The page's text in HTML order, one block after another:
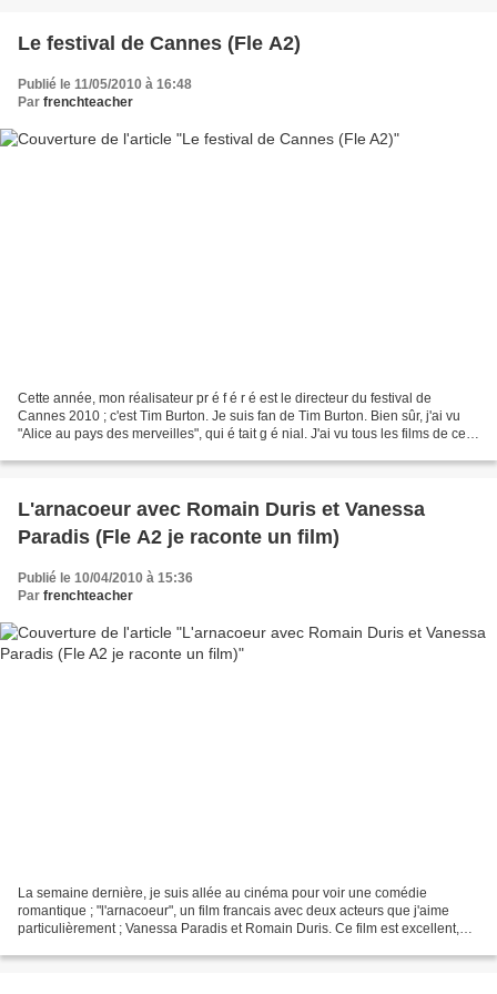
Le festival de Cannes (Fle A2)
Publié le 11/05/2010 à 16:48
Par frenchteacher
Cette année, mon réalisateur pr é f é r é est le directeur du festival de
Cannes 2010 ; c'est Tim Burton. Je suis fan de Tim Burton. Bien sûr, j'ai vu
"Alice au pays des merveilles", qui é tait g é nial. J'ai vu tous les films de ce r
L'arnacoeur avec Romain Duris et Vanessa
Paradis (Fle A2 je raconte un film)
Publié le 10/04/2010 à 15:36
Par frenchteacher
La semaine dernière, je suis allée au cinéma pour voir une comédie
romantique ; "l'arnacoeur", un film francais avec deux acteurs que j'aime
particulièrement ; Vanessa Paradis et Romain Duris. Ce film est excellent,